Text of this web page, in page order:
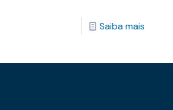
Saiba mais